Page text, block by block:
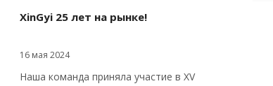
XinGyi 25 лет на рынке!
16 мая 2024
Наша команда приняла участие в XV